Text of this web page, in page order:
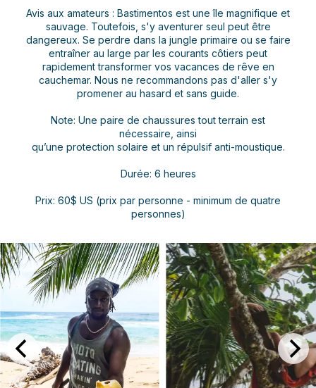
Avis aux amateurs : Bastimentos est une île magnifique et
sauvage. Toutefois, s'y aventurer seul peut être
dangereux. Se perdre dans la jungle primaire ou se faire
entraîner au large par les courants côtiers peut
rapidement transformer vos vacances de rêve en
cauchemar. Nous ne recommandons pas d'aller s'y
promener au hasard et sans guide.
Note: Une paire de chaussures tout terrain est
nécessaire, ainsi
qu’une protection solaire et un répulsif anti-moustique.
Durée: 6 heures
Prix: 60$ US (prix par personne - minimum de quatre
personnes)